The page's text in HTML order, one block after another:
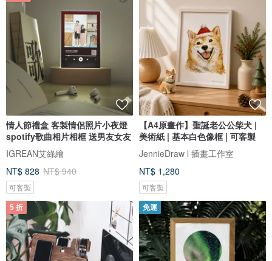
情人節禮盒 客製情侶照片小夜燈
spotify歌曲相片相框 送男友女友
IGREAN艾綠繪
NT$ 828 NT$ 940
可客製
【A4原畫作】聖誕老公公柴犬 |
美術紙 | 基本白色像框 | 可客製
JennieDraw l 插畫工作室
NT$ 1,280
可客製
5 折 免運